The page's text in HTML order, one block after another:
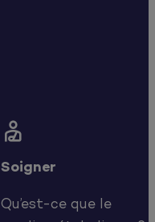

Soigner
Qu’est-ce que le